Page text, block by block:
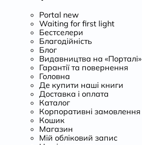
Portal new
Waiting for first light
Бестселери
Благодійність
Блог
Видавництва на «Порталі»
Гарантії та повернення
Головна
Де купити наші книги
Доставка і оплата
Каталог
Корпоративні замовлення
Кошик
Магазин
Мій обліковий запис